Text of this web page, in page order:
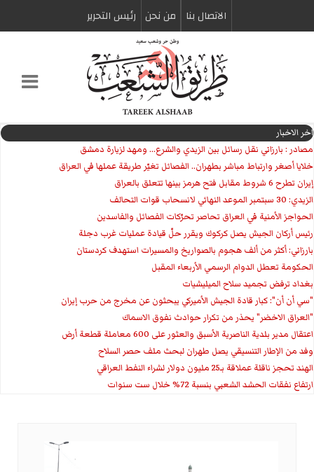
الاتصال بنا من نحن رئیس التحریر
اخر الاخبار
مصادر : بارزاني نقل رسائل بين الزيدي والشرع... ومهد لزيارة دمشق
خلايا أصغر وارتباط مباشر بطهران.. الفصائل تغيّر طريقة عملها في العراق
إيران تطرح 6 شروط مقابل فتح هرمز بينها تتعلق بالعراق
الزيدي: 30 سبتمبر الموعد النهائي لانسحاب قوات التحالف
الحواجز الأمنية في العراق تحاصر تحرّكات الفصائل والفاسدين
رئيس أركان الجيش يصل كركوك ويقرر حلّ قيادة عمليات غرب دجلة
بارزاني: أكثر من ألف هجوم بالصواريخ والمسيرات استهدف كردستان
الحكومة تعطل الدوام الرسمي الأربعاء المقبل
بغداد ترفض تجميد سلاح الميليشيات
"سي أن أن": كبار قادة الجيش الأميركي يبحثون عن مخرج من حرب إيران
"العراق الاخضر" يحذر من تكرار حوادث نفوق الاسماك
اعتقال مدير بلدية الناصرية الأسبق والعثور على 600 معاملة قطعة أرض
وفد من الإطار التنسيقي يصل طهران لبحث ملف حصر السلاح
الهند تحجز ناقلة عملاقة بـ25 مليون دولار لشراء النفط العراقي
ارتفاع نفقات الحشد الشعبي بنسبة 72% خلال ست سنوات